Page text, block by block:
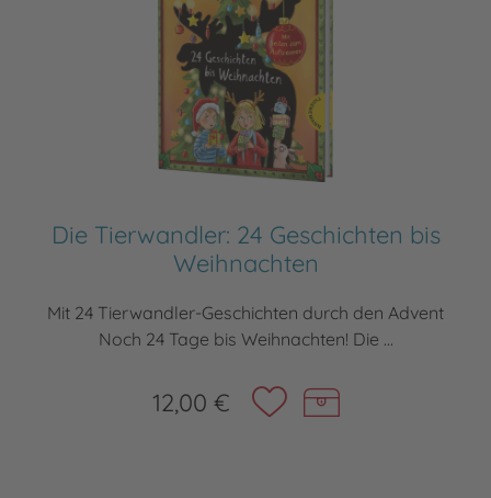
Die Tierwandler: 24 Geschichten bis
Weihnachten
Mit 24 Tierwandler-Geschichten durch den Advent
Noch 24 Tage bis Weihnachten! Die ...
12,00 €